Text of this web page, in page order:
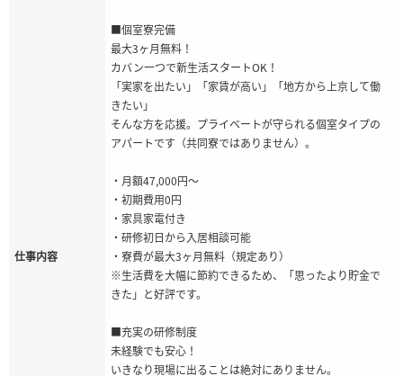
仕事内容
■個室寮完備
最大3ヶ月無料！
カバン一つで新生活スタートOK！
「実家を出たい」「家賃が高い」「地方から上京して働
きたい」
そんな方を応援。プライベートが守られる個室タイプの
アパートです（共同寮ではありません）。
・月額47,000円〜
・初期費用0円
・家具家電付き
・研修初日から入居相談可能
・寮費が最大3ヶ月無料（規定あり）
※生活費を大幅に節約できるため、「思ったより貯金で
きた」と好評です。
■充実の研修制度
未経験でも安心！
いきなり現場に出ることは絶対にありません。